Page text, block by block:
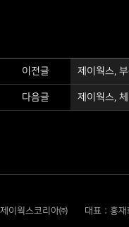
이전글 제이웍스,
다음글 제이웍스,
제이웍스코리아㈜ 대표 : 홍재